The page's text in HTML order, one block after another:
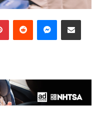
PinterestReddit Messenger
Share via Email